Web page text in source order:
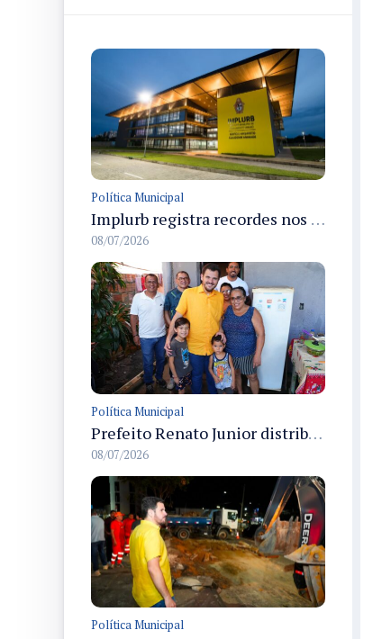
Política Municipal
Implurb registra recordes nos primeiros 100 dias e acelera desenvolvimento urbano em Manaus
08/07/2026
Política Municipal
Prefeito Renato Junior distribui 20 toneladas de pescado pelo Jaraqui da Gente e atende moradores em Manaus durante 100 dias
08/07/2026
Política Municipal